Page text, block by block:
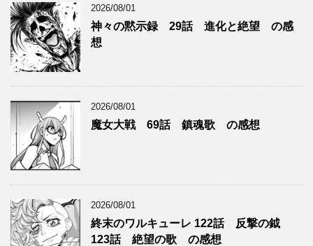
リ
ー
2026/08/01
神々の黙示録 29話 進化と絶望 の感
想
2026/08/01
魔女大戦 69話 鎮魂歌 の感想
2026/08/01
終末のワルキューレ 122話 反撃の鉞
123話 絶望の歌 の感想